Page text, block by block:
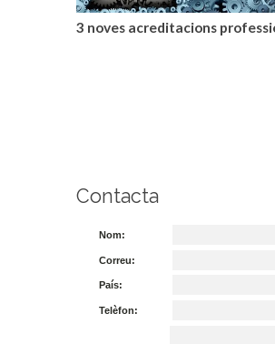
3 noves acreditacions
Contacta
Nom:
Correu:
País:
Telèfon: